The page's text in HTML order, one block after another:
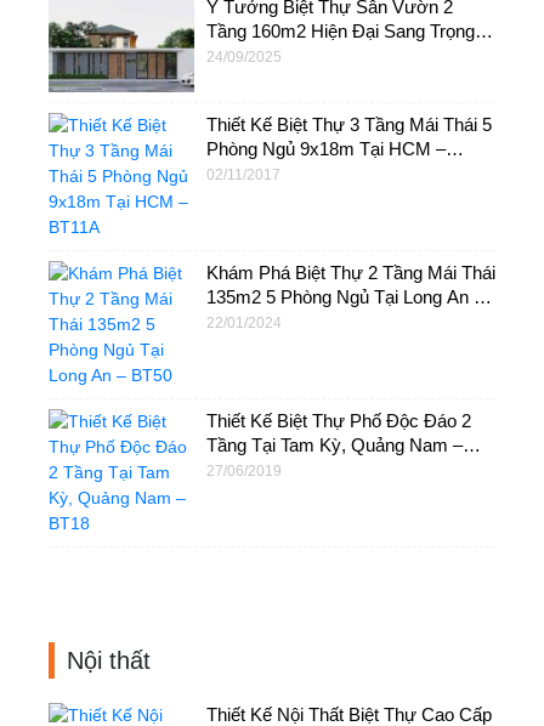
Ý Tưởng Biệt Thự Sân Vườn 2
Tầng 160m2 Hiện Đại Sang Trọng
Tại Bà Rịa – BTV35
24/09/2025
Thiết Kế Biệt Thự 3 Tầng Mái Thái 5
Phòng Ngủ 9x18m Tại HCM –
BT11A
02/11/2017
Khám Phá Biệt Thự 2 Tầng Mái Thái
135m2 5 Phòng Ngủ Tại Long An –
BT50
22/01/2024
Thiết Kế Biệt Thự Phố Độc Đáo 2
Tầng Tại Tam Kỳ, Quảng Nam –
BT18
27/06/2019
Nội thất
Thiết Kế Nội Thất Biệt Thự Cao Cấp